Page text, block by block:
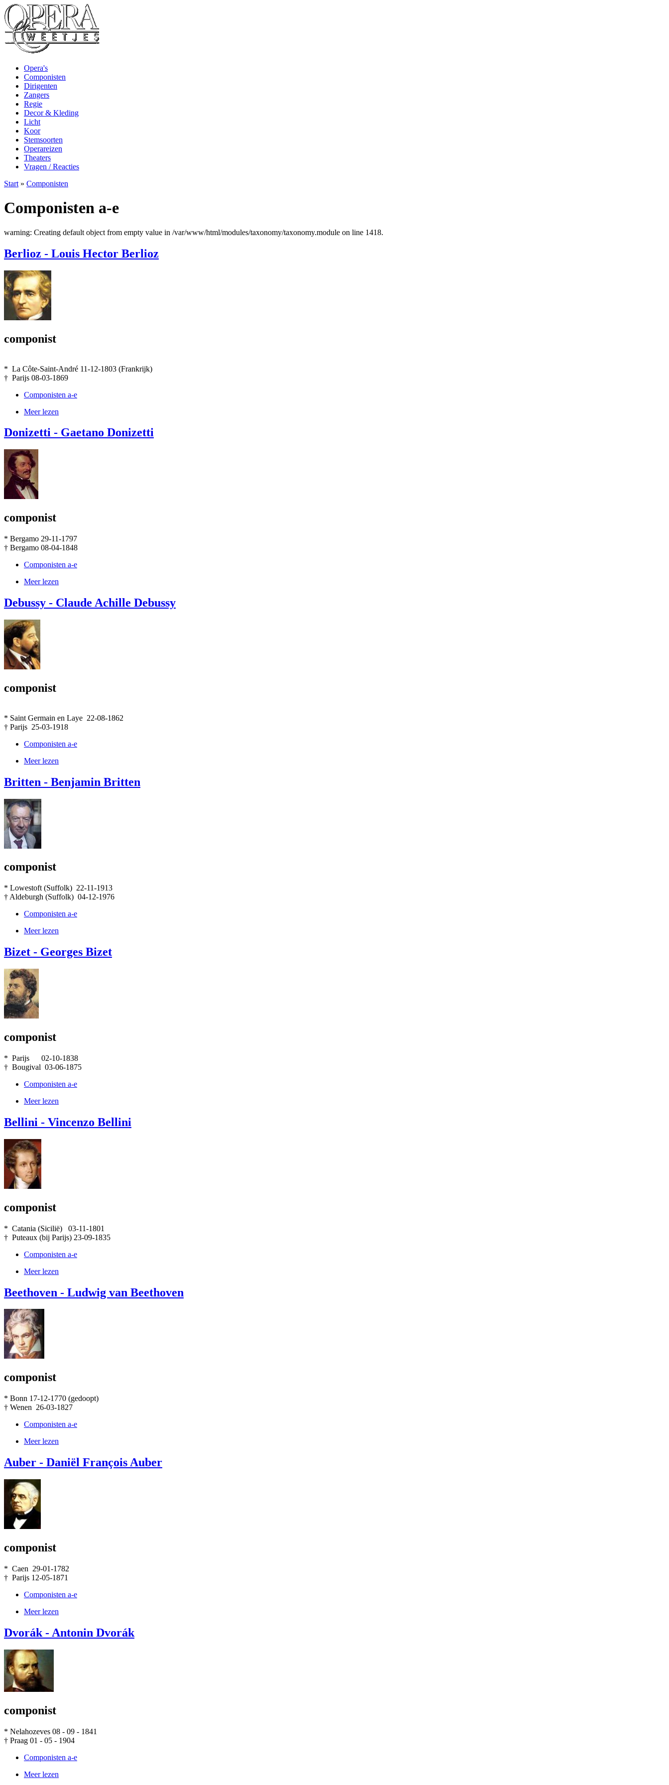
Opera's
Componisten
Dirigenten
Zangers
Regie
Decor & Kleding
Licht
Koor
Stemsoorten
Operareizen
Theaters
Vragen / Reacties
Start » Componisten
Componisten a-e
warning: Creating default object from empty value in /var/www/html/modules/taxonomy/taxonomy.module on line 1418.
Berlioz - Louis Hector Berlioz
componist
* La Côte-Saint-André 11-12-1803 (Frankrijk)
† Parijs 08-03-1869
Componisten a-e
Meer lezen
Donizetti - Gaetano Donizetti
componist
* Bergamo 29-11-1797
† Bergamo 08-04-1848
Componisten a-e
Meer lezen
Debussy - Claude Achille Debussy
componist
* Saint Germain en Laye 22-08-1862
† Parijs 25-03-1918
Componisten a-e
Meer lezen
Britten - Benjamin Britten
componist
* Lowestoft (Suffolk) 22-11-1913
† Aldeburgh (Suffolk) 04-12-1976
Componisten a-e
Meer lezen
Bizet - Georges Bizet
componist
* Parijs 02-10-1838
† Bougival 03-06-1875
Componisten a-e
Meer lezen
Bellini - Vincenzo Bellini
componist
* Catania (Sicilië) 03-11-1801
† Puteaux (bij Parijs) 23-09-1835
Componisten a-e
Meer lezen
Beethoven - Ludwig van Beethoven
componist
* Bonn 17-12-1770 (gedoopt)
† Wenen 26-03-1827
Componisten a-e
Meer lezen
Auber - Daniël François Auber
componist
* Caen 29-01-1782
† Parijs 12-05-1871
Componisten a-e
Meer lezen
Dvorák - Antonin Dvorák
componist
* Nelahozeves 08 - 09 - 1841
† Praag 01 - 05 - 1904
Componisten a-e
Meer lezen